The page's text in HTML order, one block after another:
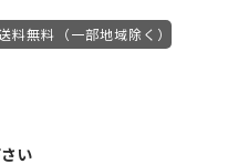
料無料（一部地域除く）
い